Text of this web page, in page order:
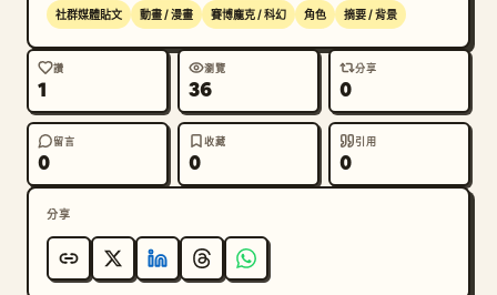
社群媒體貼文 動畫 / 漫畫 賽博龐克 / 科幻 角色 摘要 / 背景
讚
1
瀏覽
36
分享
0
留言
0
收藏
0
引用
0
分享